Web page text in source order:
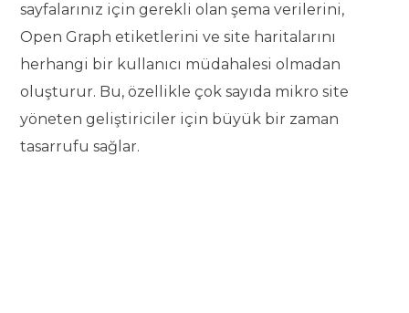
sayfalarınız için gerekli olan şema verilerini,
Open Graph etiketlerini ve site haritalarını
herhangi bir kullanıcı müdahalesi olmadan
oluşturur. Bu, özellikle çok sayıda mikro site
yöneten geliştiriciler için büyük bir zaman
tasarrufu sağlar.